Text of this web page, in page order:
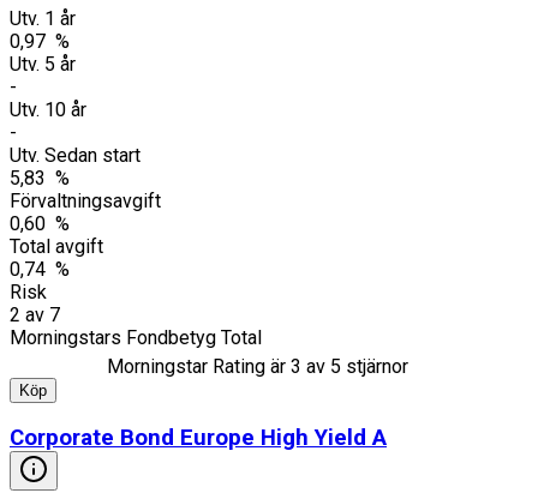
Utv. 1 år
0,97 %
Utv. 5 år
-
Utv. 10 år
-
Utv. Sedan start
5,83 %
Förvaltningsavgift
0,60 %
Total avgift
0,74 %
Risk
2 av 7
Morningstars Fondbetyg Total
Morningstar Rating är 3 av 5 stjärnor
Köp
Corporate Bond Europe High Yield A